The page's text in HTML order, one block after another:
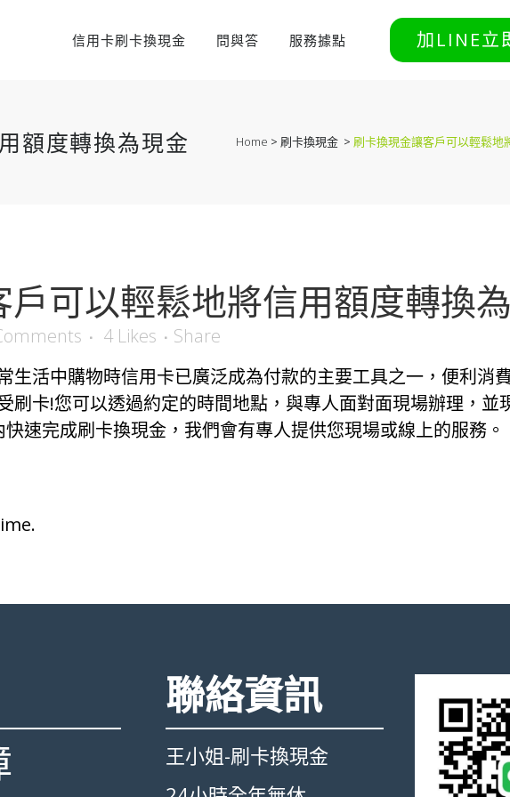
加LINE立
信用卡刷卡換現金 問與答 服務據點
額度轉換為現金 Home > 刷卡換現金 > 刷卡換現金讓客戶可以輕鬆地
可以輕鬆地將信用額度轉換
4 Likes
Share
生活中購物時信用卡已廣泛成為付款的主要工具之一，便利消
刷卡!您可以透過約定的時間地點，與專人面對面現場辦理，並
速完成刷卡換現金，我們會有專人提供您現場或線上的服務。
聯絡資訊
王小姐-刷卡換現金